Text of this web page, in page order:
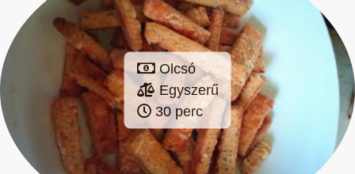
Olcsó
Egyszerű
30 perc